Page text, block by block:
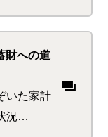
ぎる日本
ブルやエ
SDGsな
たが、
はアイ
財への道
いた家計
況